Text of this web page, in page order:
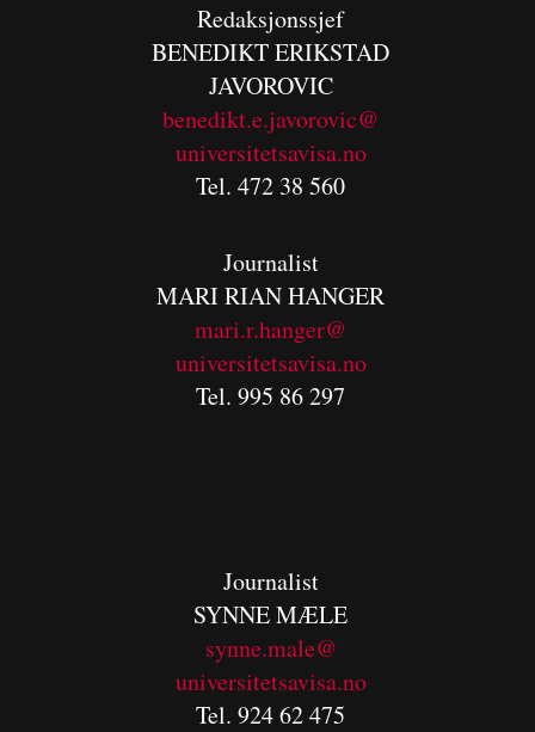
Redaksjonssjef
BENEDIKTERIKSTAD
JAVOROVIC
benedikt.e.javorovic@
universitetsavisa.no
Tel. 472 38 560
Journalist
MARI RIAN HANGER
mari.r.hanger@
universitetsavisa.no
Tel. 995 86 297
Journalist
SYNNE MÆLE
synne.male@
universitetsavisa.no
Tel. 924 62 475